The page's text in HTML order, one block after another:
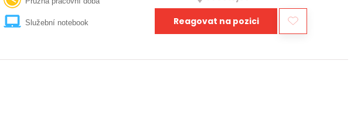
Služební notebook Reagovat na pozici